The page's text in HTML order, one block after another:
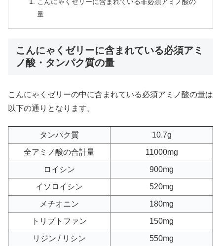
量
こんにゃくゼリーに含まれている必須アミ
ノ酸・タンパク質の量
こんにゃくゼリーの中に含まれている必須アミノ酸の量は
以下の通りとなります。
タンパク質 10.7g
全アミノ酸の合計量 11000mg
ロイシン 900mg
イソロイシン 520mg
メチオニン 180mg
トリプトファン 150mg
リジン / リシン 550mg